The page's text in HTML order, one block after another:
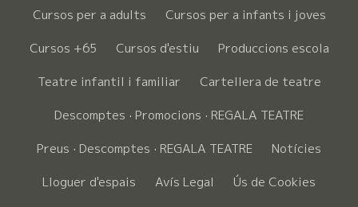
Cursos per a adults
Cursos per a infants i joves
Cursos +65
Cursos d'estiu
Produccions escola
Teatre infantil i familiar
Cartellera de teatre
Descomptes · Promocions · REGALA TEATRE
Preus · Descomptes · REGALA TEATRE
Notícies
Lloguer d'espais
Avís Legal
Ús de Cookies